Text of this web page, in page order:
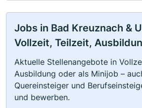
Jobs in Bad Kreuznach &
Vollzeit, Teilzeit,
Aktuelle Stellenangebote in
Ausbildung oder als Minijob –
Quereinsteiger und
und bewerben.